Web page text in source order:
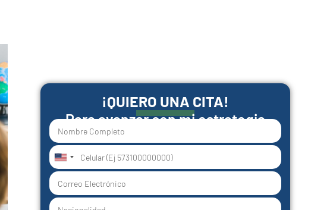
¡QUIERO UNA CITA!
Para avanzar con mi estrategia
United
States
+1